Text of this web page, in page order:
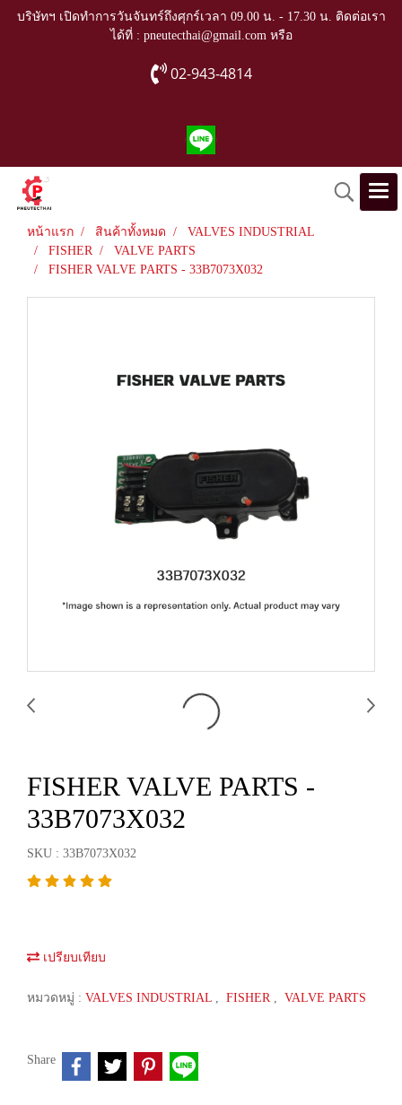
บริษัทฯ เปิดทำการวันจันทร์ถึงศุกร์เวลา 09.00 น. - 17.30 น. ติดต่อเรา
ได้ที่ : pneutecthai@gmail.com หรือ
02-943-4814
หน้าแรก สินค้าทั้งหมด
VALVES INDUSTRIAL
FISHER
VALVE PARTS
FISHER VALVE PARTS - 33B7073X032
FISHER VALVE PARTS -
33B7073X032
SKU : 33B7073X032
เปรียบเทียบ
หมวดหมู่ : VALVES INDUSTRIAL , FISHER , VALVE PARTS
Share